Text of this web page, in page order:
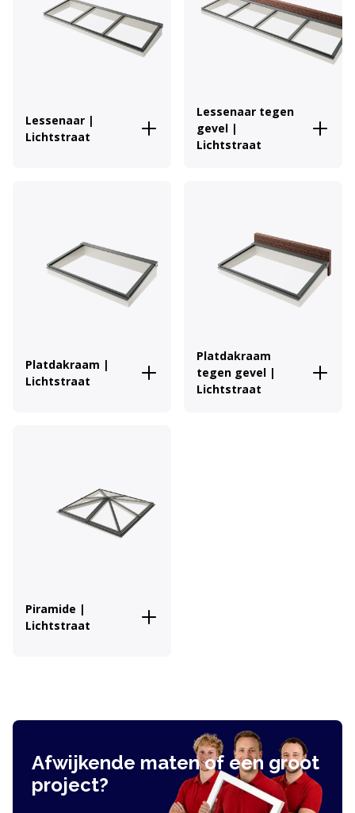
Lessenaar |
Lichtstraat
Lessenaar tegen
gevel |
Lichtstraat
Platdakraam |
Lichtstraat
Platdakraam
tegen gevel |
Lichtstraat
Piramide |
Lichtstraat
Afwijkende maten of een groot
project?